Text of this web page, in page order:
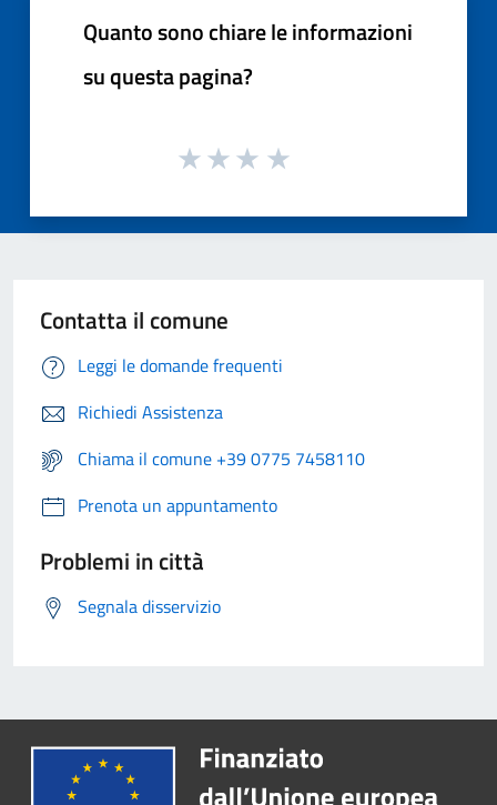
Quanto sono chiare le informazioni
su questa pagina?
Contatta il comune
Leggi le domande frequenti
Richiedi Assistenza
Chiama il comune +39 0775 7458110
Prenota un appuntamento
Problemi in città
Segnala disservizio